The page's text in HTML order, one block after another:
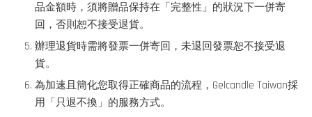
品金額時，須將贈品保持在「完整性」的狀況下一併寄
回，否則恕不接受退貨。
辦理退貨時需將發票一併寄回，未退回發票恕不接受退
貨。
為加速且簡化您取得正確商品的流程，Gelcandle Taiwan採
用「只退不換」的服務方式。